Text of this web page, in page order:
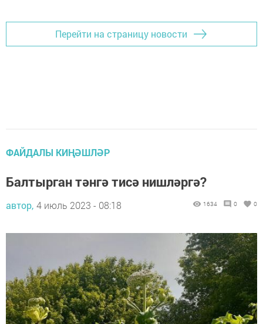
Перейти на страницу новости
ФАЙДАЛЫ КИҢӘШЛӘР
Балтырган тәнгә тисә нишләргә?
автор, 4 июль 2023 - 08:18 1634 0 0